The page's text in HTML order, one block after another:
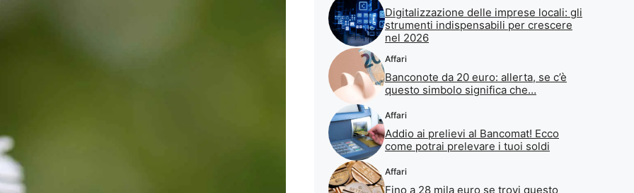
Digitalizzazione delle imprese locali: gli
strumenti indispensabili per crescere
nel 2026
Affari
Banconote da 20 euro: allerta, se c’è
questo simbolo significa che…
Affari
Addio ai prelievi al Bancomat! Ecco
come potrai prelevare i tuoi soldi
Affari
Fino a 28 mila euro se trovi questo